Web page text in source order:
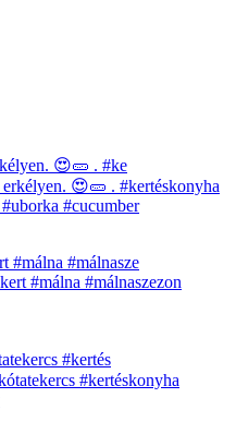
😍🥒 . #ke
#málna #málnasze
#kertés